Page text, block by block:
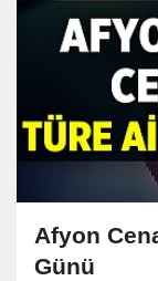
Afyon
Günü